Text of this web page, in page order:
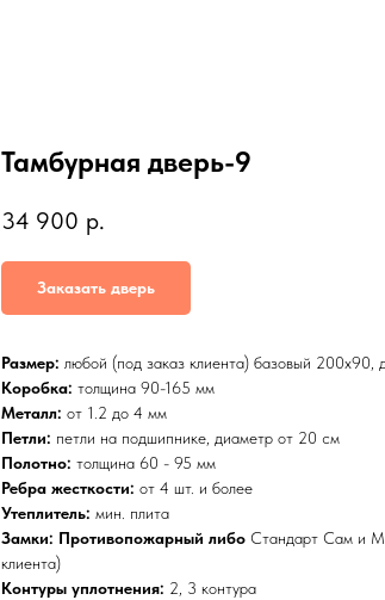
Тамбурная дверь-9
34 900 р.
Заказать дверь
Размер: любой (под заказ клиента) базовый 200х90,
Коробка: толщина 90-165 мм
Металл: от 1.2 до 4 мм
Петли: петли на подшипнике, диаметр от 20 см
Полотно: толщина 60 - 95 мм
Ребра жесткости: от 4 шт. и более
Утеплитель: мин. плита
Замки: Противопожарный либо Стандарт Сам и
клиента)
Контуры уплотнения: 2, 3 контура